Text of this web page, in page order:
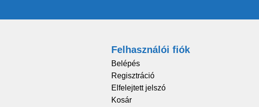
Felhasználói fiók
Belépés
Regisztráció
Elfelejtett jelszó
Kosár